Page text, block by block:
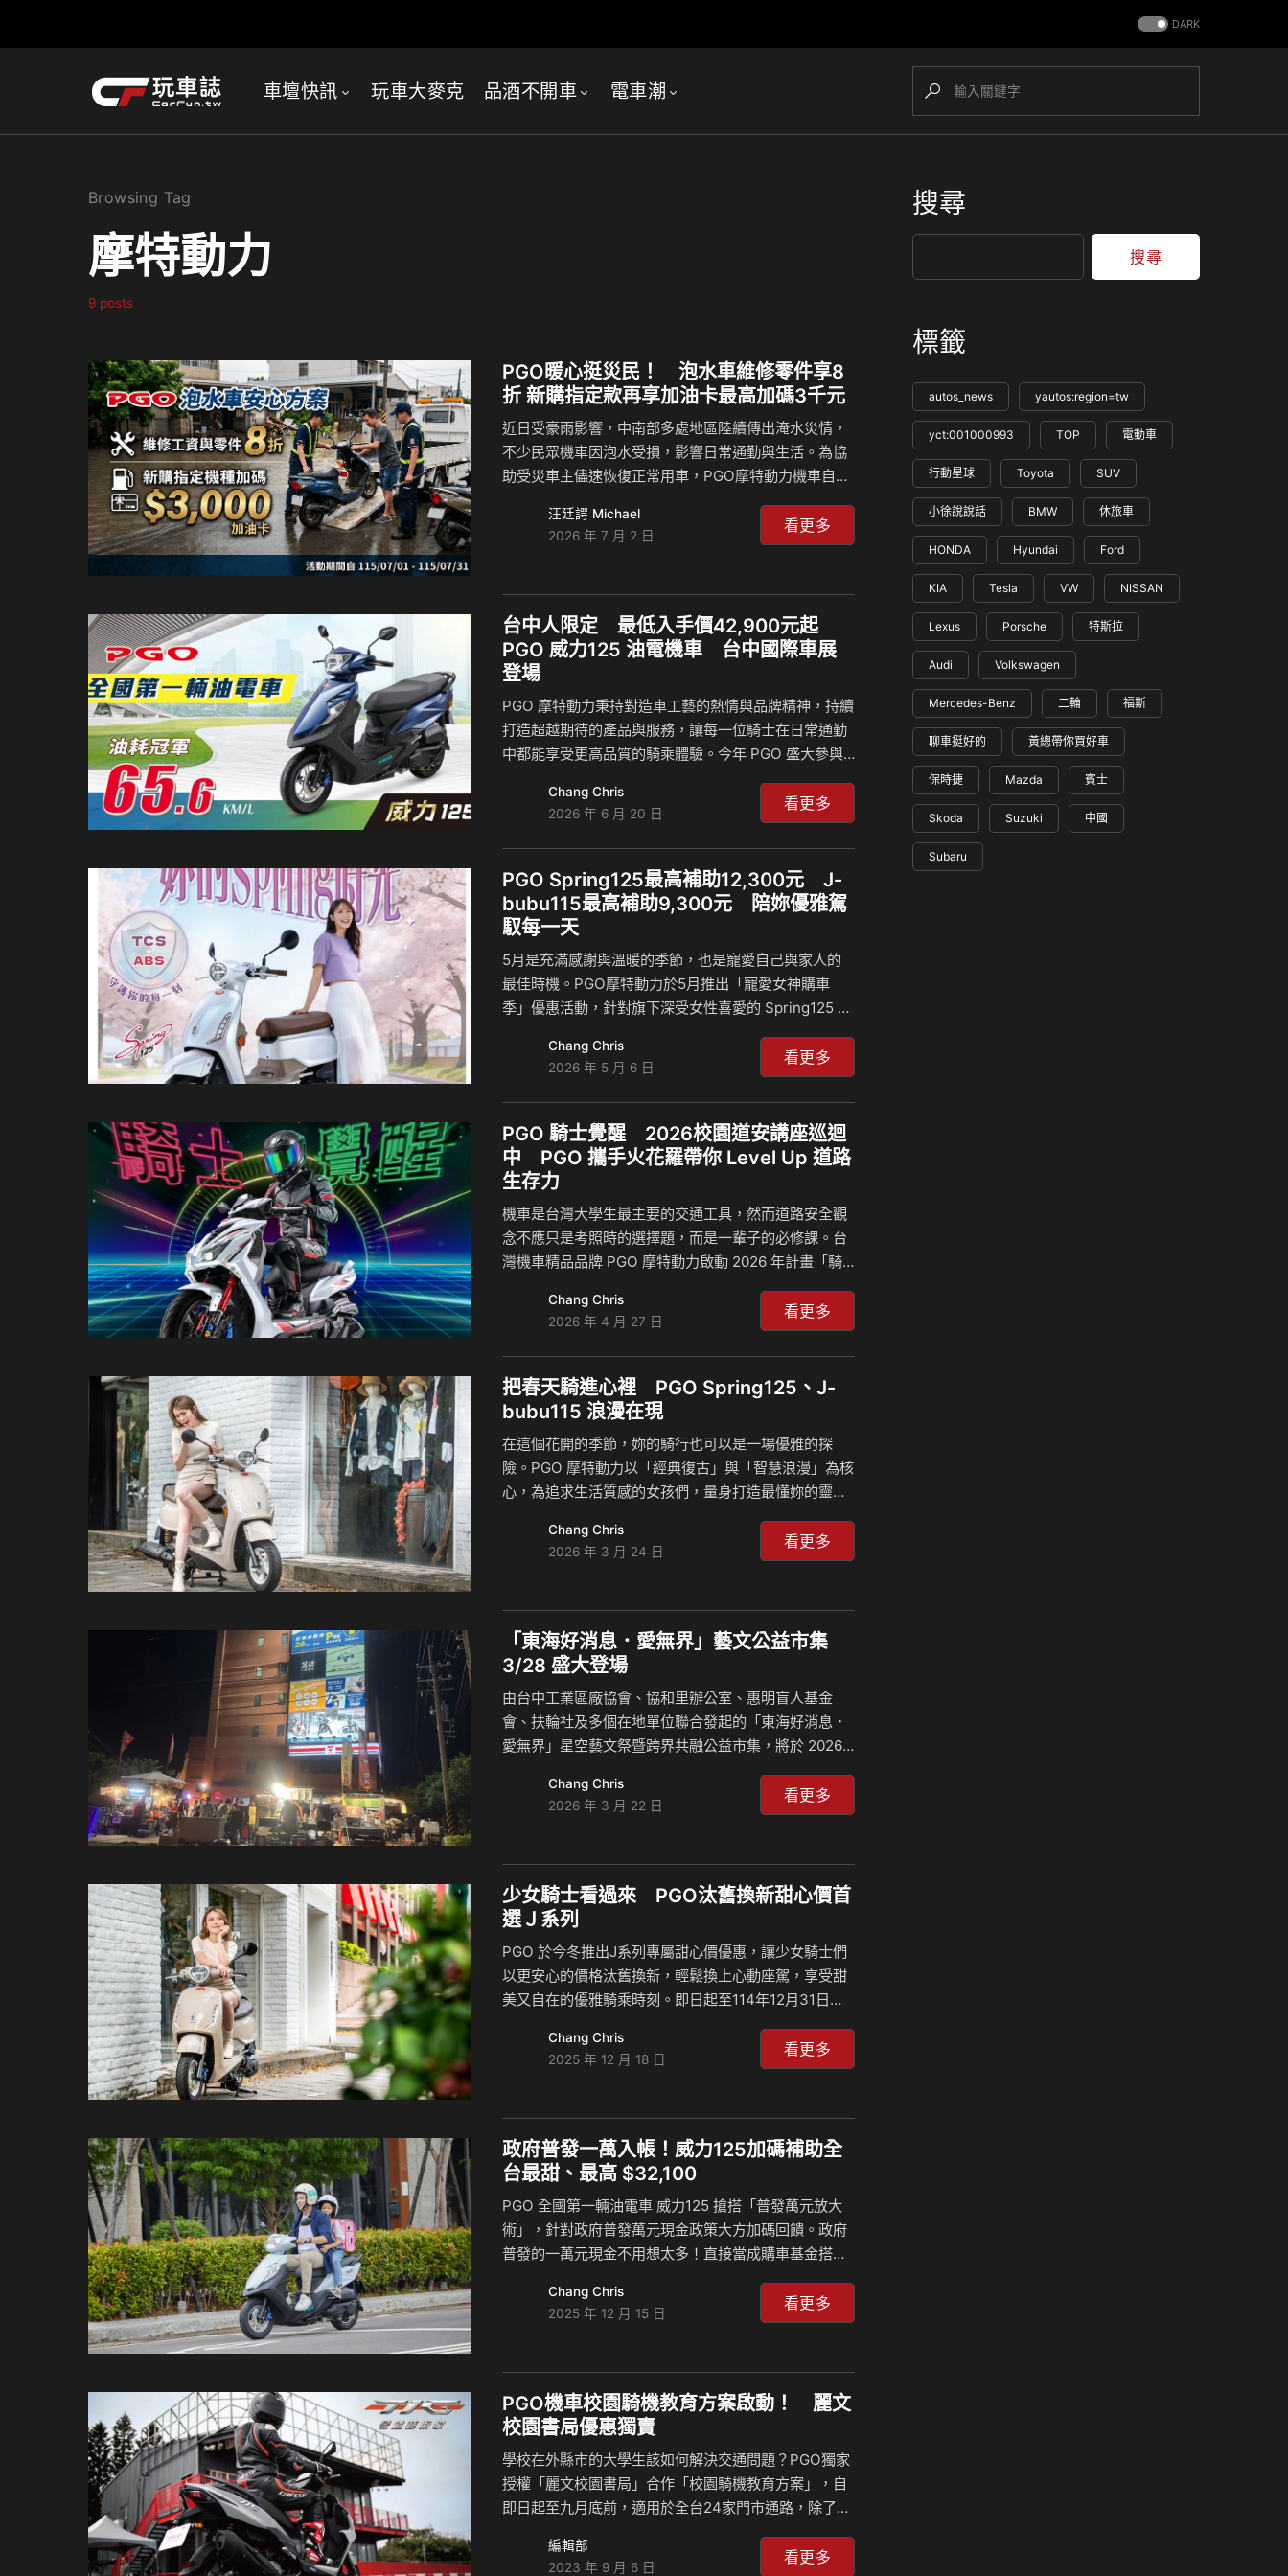
DARK
車壇快訊 玩車大麥克 品酒不開車 電車潮
Browsing Tag
摩特動力
9 posts
PGO暖心挺災民！ 泡水車維修零件享8
折 新購指定款再享加油卡最高加碼3千元
近日受豪雨影響，中南部多處地區陸續傳出淹水災情，
不少民眾機車因泡水受損，影響日常通勤與生活。為協
助受災車主儘速恢復正常用車，PGO摩特動力機車自即
碼方案，希望以實際行動陪伴車主度過災後復原期，減
輕車輛受損所帶來的負擔。 凡PGO車輛經全台PGO直
即可享有指定維修零件及工資8折優惠；如需道路救援
服務，PGO亦將提供協助，並酌收道路救援服務費用，
讓受災車主能以更安心、更便利的方式完成車輛檢修，
盡快恢復日常代步需求。 此外，PGO同步推出指定車款
bubu…
汪廷諤 Michael
2026 年 7 月 2 日
看更多
台中人限定 最低入手價42,900元起
PGO 威力125 油電機車 台中國際車展
登場
PGO 摩特動力秉持對造車工藝的熱情與品牌精神，持續
打造超越期待的產品與服務，讓每一位騎士在日常通勤
中都能享受更高品質的騎乘體驗。今年 PGO 盛大參與
雙動力、國民首選」為主軸，展現二輪領導品牌的創新
實力。 國家級榮耀：連續22年台灣精品肯定 PGO 長期
深耕台灣市場，核心涵蓋研發、設計、品質與行銷，並
連續22年榮獲「台灣精品獎」肯定。此項殊榮不僅代表
品牌對品質的堅持，更象徵對消費者長期信賴的承諾。
AI智能雙動力：油電黑科技全面進化 PGO 威力125以領
專利雙火星塞智慧燃…
Chang Chris
2026 年 6 月 20 日
看更多
PGO Spring125最高補助12,300元 J-
bubu115最高補助9,300元 陪妳優雅駕
馭每一天
5月是充滿感謝與溫暖的季節，也是寵愛自己與家人的
最佳時機。PGO摩特動力於5月推出「寵愛女神購車
季」優惠活動，針對旗下深受女性喜愛的 Spring125 與
高補助12,300元，J-bubu115汰舊換新最高補助9,300
元，讓消費者能以更輕鬆的方式入手兼具安全、時尚與
實用的理想車款。 無論是日常通勤、購物採買，或假日
輕鬆出遊，一台好騎又符合個人風格的機車，不只是交
通工具，更是陪伴生活的重要夥伴。PGO透過兩款風格
鮮明的車款，提供女性消費者更多元的購車選擇。
移動體驗 P…
Chang Chris
2026 年 5 月 6 日
看更多
PGO 騎士覺醒 2026校園道安講座巡迴
中 PGO 攜手火花羅帶你 Level Up 道路
生存力
機車是台灣大學生最主要的交通工具，然而道路安全觀
念不應只是考照時的選擇題，而是一輩子的必修課。台
灣機車精品品牌 PGO 摩特動力啟動 2026 年計畫「騎
二輪環遊世界冒險家，王牌講師—火花羅，走進全台大
專院校，目標透過實戰經驗與國際視野，喚醒年輕學子
對安全駕駛的全新認知。 從觀念到實裝：主動性安全是
騎士的標準配備 PGO 始終將安全視為品牌社會責任的
核心靈魂。從平價首選到頂級旗艦車款，PGO 領先業界
動性安全系統 ABS (防鎖死煞車系統) 與 TCS (循跡防
滑系統) 的重要性，透過王牌講師火…
Chang Chris
2026 年 4 月 27 日
看更多
把春天騎進心裡 PGO Spring125、J-
bubu115 浪漫在現
在這個花開的季節，妳的騎行也可以是一場優雅的探
險。PGO 摩特動力以「經典復古」與「智慧浪漫」為核
心，為追求生活質感的女孩們，量身打造最懂妳的靈魂
滿安全感的 Spring125，都要讓妳每一次出發，心都跟
著發亮。 J-bubu 車系：寫給都市女孩的復古情書 質感
搭的一部分。文藝復古美學， 圓潤迷人的線條，搭配柔
和色彩，騎在路上就像自帶日雜濾鏡。全車 LED 閃耀，
高亮度的照明不僅守護夜間安全，更讓妳在城市巷弄中
比例，無論是趕課、上班還是…
Chang Chris
2026 年 3 月 24 日
看更多
「東海好消息．愛無界」藝文公益市集
3/28 盛大登場
由台中工業區廠協會、協和里辦公室、惠明盲人基金
會、扶輪社及多個在地單位聯合發起的「東海好消息．
愛無界」星空藝文祭暨跨界共融公益市集，將於 2026
聯了 25 個主協辦與贊助單位，涵蓋教育、社福、藝文
及企業界，其中包含長期關注永續移動與社會責任的摩
逾 8,000 人次參與，為大肚山社區注入一股暖流。 跨界
共融：25 個單位齊心讓愛無界 本次活動規模空前，由
台中市東海扶輪社、西屯扶輪社、東海大學校友會及知
辦。協辦單位則包含得勝者教育協會、台…
Chang Chris
2026 年 3 月 22 日
看更多
少女騎士看過來 PGO汰舊換新甜心價首
選Ｊ系列
PGO 於今冬推出J系列專屬甜心價優惠，讓少女騎士們
以更安心的價格汰舊換新，輕鬆換上心動座駕，享受甜
美又自在的優雅騎乘時刻。即日起至114年12月31日
要66,700元起、Spring125最低77,500元起，另有小資
分期輕鬆付專案，讓換車不再有負擔，心動不如馬上行
尚外型與以甜點命名的繽紛車色，深受女孩族群喜愛。
全車標配 LED 高亮度燈具，不僅有效提升夜間騎乘安全
性，也讓整體造型更具辨識度，展現低調卻精緻的風格
超強油冷…
Chang Chris
2025 年 12 月 18 日
看更多
政府普發一萬入帳！威力125加碼補助全
台最甜、最高 $32,100
PGO 全國第一輛油電車 威力125 搶搭「普發萬元放大
術」，針對政府普發萬元現金政策大方加碼回饋。政府
普發的一萬元現金不用想太多！直接當成購車基金搭上
$32,100，買威力125是今年最划算、也最聰明的選擇。
PGO 威力125 是政府掛保證的全國第一輛油電機車，擁
km/L 的優異油耗奪下同級車油耗冠軍。威力125 透過油
車動力結合電車節能的雙重優勢，外型流線、騎乘順
暢、操控穩定，並具備同級中表現最完整的超大置物空
勤，消費者最在意的 「省油…
Chang Chris
2025 年 12 月 15 日
看更多
PGO機車校園騎機教育方案啟動！ 麗文
校園書局優惠獨賣
學校在外縣市的大學生該如何解決交通問題？PGO獨家
授權「麗文校園書局」合作「校園騎機教育方案」，自
即日起至九月底前，適用於全台24家門市通路，除了享
禮包，麗文校園書局從買車到交車，從分期輕鬆付到現
編輯部
2023 年 9 月 6 日
看更多
搜尋
搜尋
標籤
autos_news yautos:region=tw
yct:001000993 TOP 電動車
行動星球 Toyota SUV
小徐說說話 BMW 休旅車
HONDA Hyundai Ford
KIA Tesla VW NISSAN
Lexus Porsche 特斯拉
Audi Volkswagen
Mercedes-Benz 二輪 福斯
聊車挺好的 黃總帶你買好車
保時捷 Mazda 賓士
Skoda Suzuki 中國
Subaru